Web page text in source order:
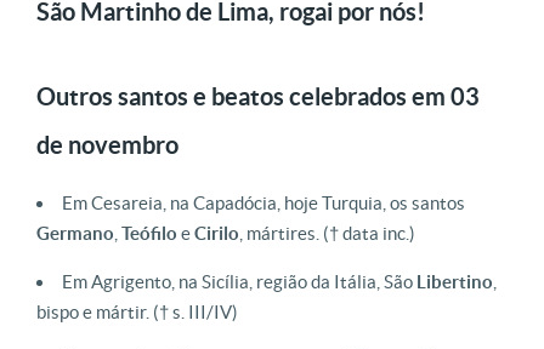
São Martinho de Lima, rogai por nós!
Outros santos e beatos celebrados em 03
de novembro
Em Cesareia, na Capadócia, hoje Turquia, os santos
Germano Teófilo eCirilo , mártires. († data inc.)
Em Agrigento, na Sicília, região da Itália, São Libertino
bispo e mártir. († s. III/IV)